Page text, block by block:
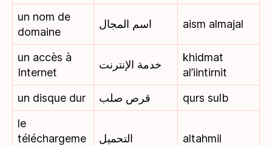
un nom de
domaine
اسم المجال aism almajal
un accès à
Internet
خدمة الإنترنت
khidmat
al’iintirnit
un disque dur
قرص صلب
qurs sulb
le
téléchargeme
التحميل altahmil